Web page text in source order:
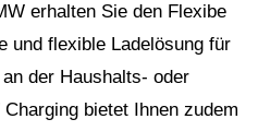
erhalten Sie den Flexibe
und flexible Ladelösung für
der Haushalts- oder
bietet Ihnen zudem